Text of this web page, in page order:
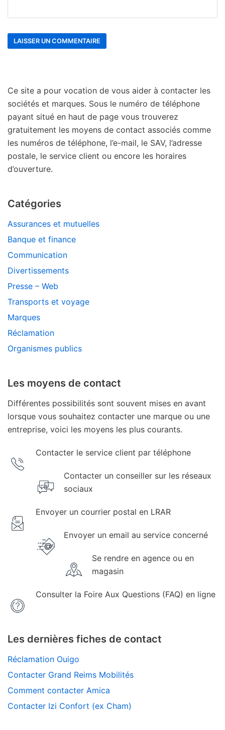
Ce site a pour vocation de vous aider à contacter les
sociétés et marques. Sous le numéro de téléphone
payant situé en haut de page vous trouverez
gratuitement les moyens de contact associés comme
les numéros de téléphone, l’e-mail, le SAV, l’adresse
postale, le service client ou encore les horaires
d’ouverture.
Catégories
Assurances et mutuelles
Banque et finance
Communication
Divertissements
Presse – Web
Transports et voyage
Marques
Réclamation
Organismes publics
Les moyens de contact
Différentes possibilités sont souvent mises en avant
lorsque vous souhaitez contacter une marque ou une
entreprise, voici les moyens les plus courants.
Contacter le service client par téléphone
Contacter un conseiller sur les réseaux
sociaux
Envoyer un courrier postal en LRAR
Envoyer un email au service concerné
Se rendre en agence ou en
magasin
Consulter la Foire Aux Questions (FAQ) en ligne
Les dernières fiches de contact
Réclamation Ouigo
Contacter Grand Reims Mobilités
Comment contacter Amica
Contacter Izi Confort (ex Cham)